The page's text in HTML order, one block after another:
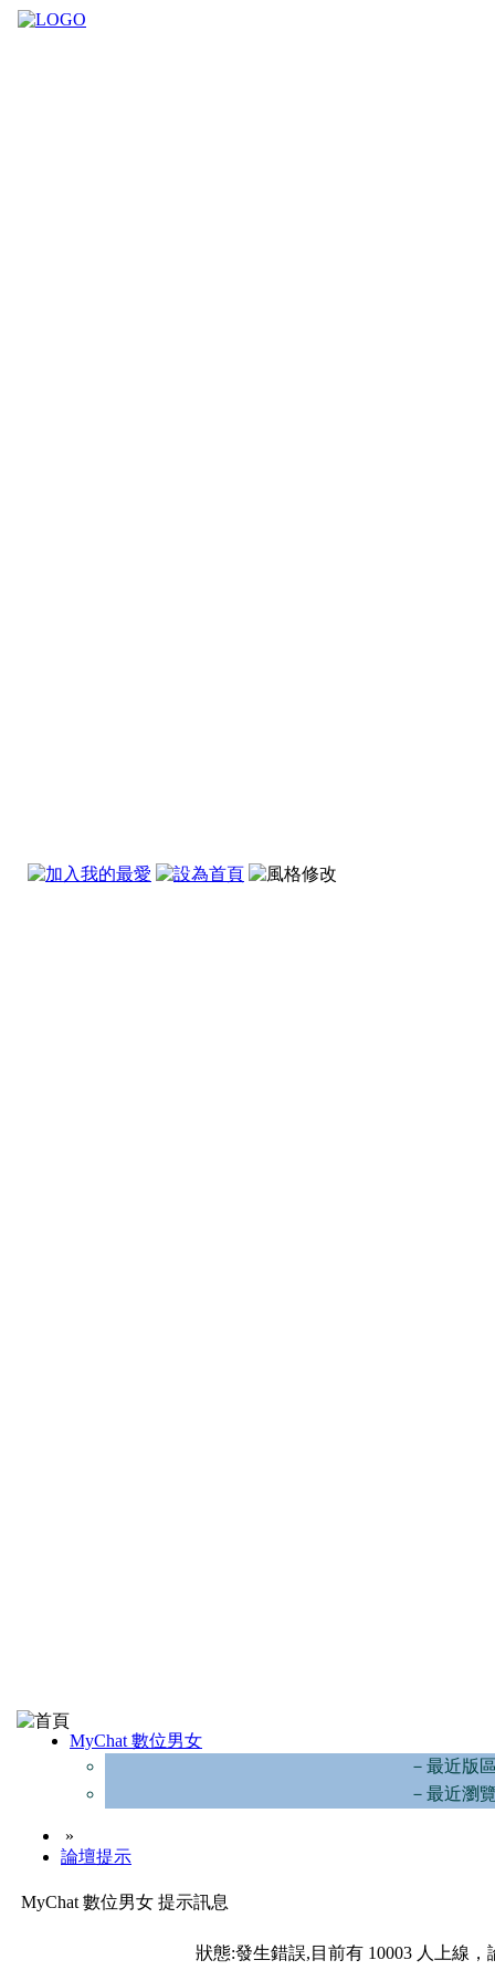
MyChat 數位男女
－最近版
－最近瀏
»
論壇提示
MyChat 數位男女 提示訊息
狀態:發生錯誤,目前有 10003 人上線